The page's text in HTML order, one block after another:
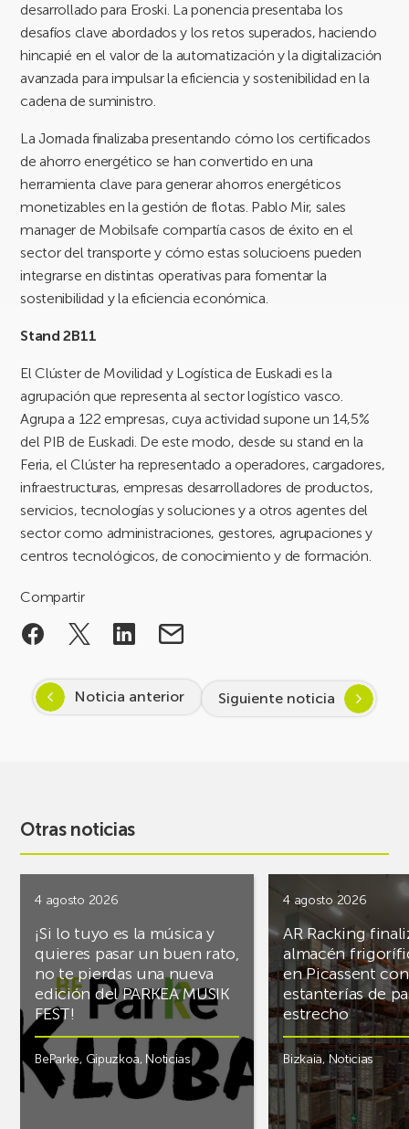
desarrollado para Eroski. La ponencia presentaba los
desafíos clave abordados y los retos superados, haciendo
hincapié en el valor de la automatización y la digitalización
avanzada para impulsar la eficiencia y sostenibilidad en la
cadena de suministro.
La Jornada finalizaba presentando cómo los certificados
de ahorro energético se han convertido en una
herramienta clave para generar ahorros energéticos
monetizables en la gestión de flotas. Pablo Mir, sales
manager de Mobilsafe compartía casos de éxito en el
sector del transporte y cómo estas solucioens pueden
integrarse en distintas operativas para fomentar la
sostenibilidad y la eficiencia económica.
Stand 2B11
El Clúster de Movilidad y Logística de Euskadi es la
agrupación que representa al sector logístico vasco.
Agrupa a 122 empresas, cuya actividad supone un 14,5%
del PIB de Euskadi. De este modo, desde su stand en la
Feria, el Clúster ha representado a operadores, cargadores,
infraestructuras, empresas desarrolladores de productos,
servicios, tecnologías y soluciones y a otros agentes del
sector como administraciones, gestores, agrupaciones y
centros tecnológicos, de conocimiento y de formación.
Compartir
Noticia anterior Siguiente noticia
Otras noticias
4 agosto 2026
¡Si lo tuyo es la música y
quieres pasar un buen rato,
no te pierdas una nueva
edición del PARKEA MUSIK
FEST!
BeParke, Gipuzkoa, Noticias
4 agosto 2026
AR Racking
almacén
en Picassent con
estanterías de
estrecho
Bizkaia,Noticias